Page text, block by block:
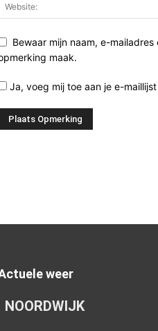
Bewaar mijn naam, e-
maak.
Ja, voeg mij toe aan je e-
weer
NOORDWIJK